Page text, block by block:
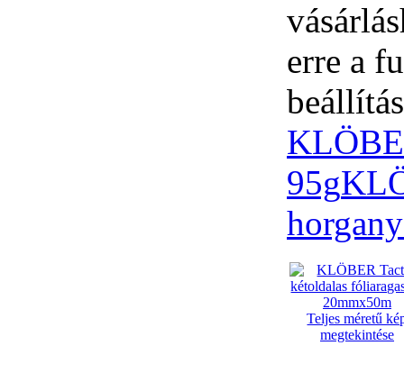
erre a
95g
Teljes méretű
megtekintése